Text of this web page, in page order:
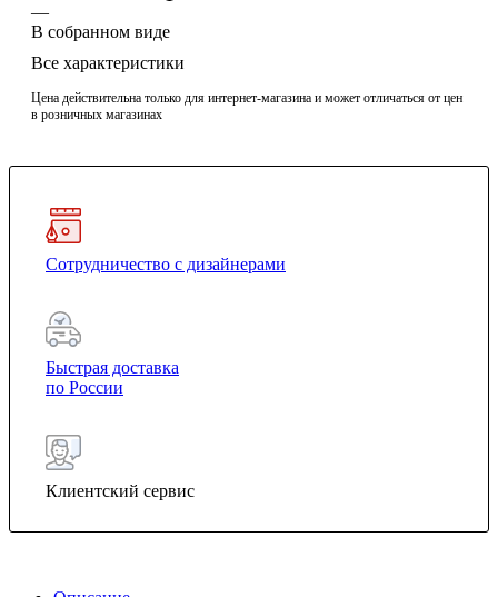
—
В собранном виде
Все характеристики
Цена действительна только для интернет-магазина и может отличаться от цен
в розничных магазинах
Сотрудничество с дизайнерами
Быстрая доставка
по России
Клиентский сервис